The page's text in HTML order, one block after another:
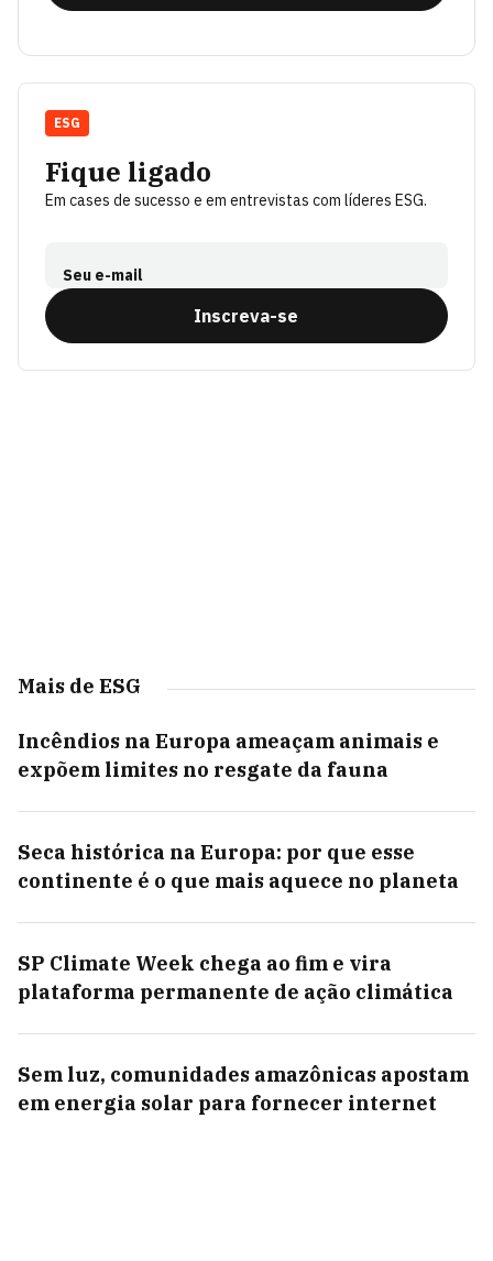
Fique ligado
Em cases de sucesso e em entrevistas com líderes ESG.
Seu e-mail
Inscreva-se
ESG
Mais de ESG
Incêndios na Europa ameaçam animais e
expõem limites no resgate da fauna
Seca histórica na Europa: por que esse
continente é o que mais aquece no planeta
SP Climate Week chega ao fim e vira
plataforma permanente de ação climática
Sem luz, comunidades amazônicas apostam
em energia solar para fornecer internet